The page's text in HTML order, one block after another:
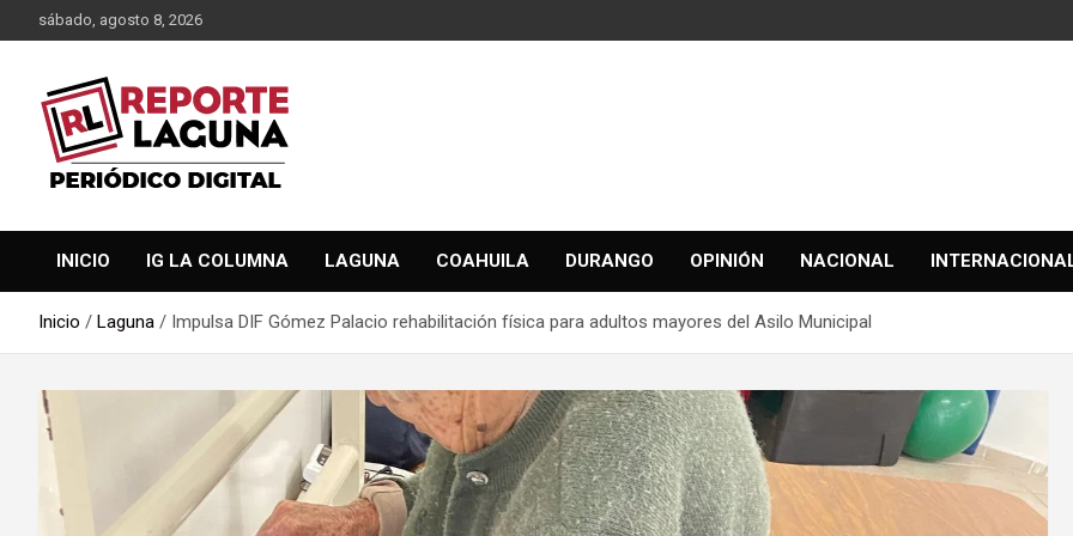
al
sábado, agosto 8, 2026
Reporte Laguna
INICIO IG LA COLUMNA LAGUNA COAHUILA DURANGO OPINIÓN NACIONAL
Inicio Laguna Impulsa DIF Gómez Palacio rehabilitación física para adultos mayores del Asilo Municipal